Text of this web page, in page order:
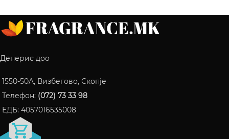
Денерис доо
1550-50A, Визбегово, Скопје
Телефон: (072) 73 33 98
ЕДБ: 4057016535008